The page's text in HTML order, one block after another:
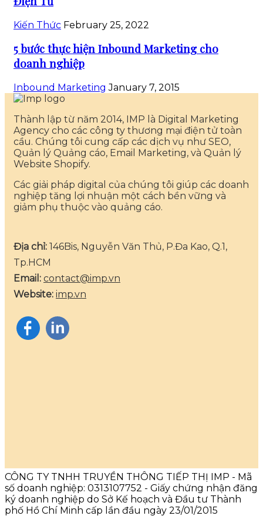
Kiến Thức February 25, 2022
5 bước thực hiện Inbound Marketing cho
doanh nghiệp
Inbound Marketing January 7, 2015
Thành lập từ năm 2014, IMP là Digital Marketing
Agency cho các công ty thương mại điện tử toàn
cầu. Chúng tôi cung cấp các dịch vụ như SEO,
Quản lý Quảng cáo, Email Marketing, và Quản lý
Website Shopify.
Các giải pháp digital của chúng tôi giúp các doanh
nghiệp tăng lợi nhuận một cách bền vững và
giảm phụ thuộc vào quảng cáo.
Địa chỉ: 146Bis, Nguyễn Văn Thủ, P.Đa Kao, Q.1,
Tp.HCM
Email: contact@imp.vn
Website: imp.vn
CÔNG TY TNHH TRUYỀN THÔNG TIẾP THỊ IMP - Mã
số doanh nghiệp: 0313107752 - Giấy chứng nhận đăng
ký doanh nghiệp do Sở Kế hoạch và Đầu tư Thành
phố Hồ Chí Minh cấp lần đầu ngày 23/01/2015